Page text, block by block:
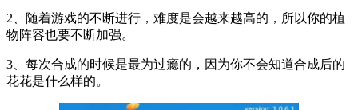
2、随着游戏的不断进行，难度是会越来越高的，所以你的植
物阵容也要不断加强。
3、每次合成的时候是最为过瘾的，因为你不会知道合成后的
花花是什么样的。